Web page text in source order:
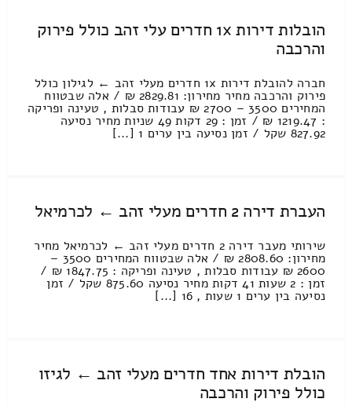
הובלות דירות 1x חדרים עלי זהב כולל פירוק
והרכבה
חברה להובלת דירות 1x חדרים מעלי זהב ← לגילון כולל
פירוק והרכבה מחיר מחירון: 2829.81 ₪ / אלה שבטווח
המחירים 3500 – 2700 ₪ עבודות סבלות , טעינה ופריקה
: 1219.47 ₪ / זמן : 29 דקות 49 שניות מחיר נסיעה
827.92 שקל / זמן נסיעה בין ערים 1 [...]
העברת דירה 2 חדרים מעלי זהב ← לכרמיאל
שירותי מעבר דירה 2 חדרים מעלי זהב ← לכרמיאל מחיר
מחירון: 2808.60 ₪ / אלה שבטווח המחירים 3500 –
2600 ₪ עבודות סבלות , טעינה ופריקה : 1847.75 ₪ /
זמן : 2 שעות 41 דקות מחיר נסיעה 875.60 שקל / זמן
נסיעה בין ערים 1 שעות , 16 [...]
הובלת דירות אחד חדרים מעלי זהב ← לגיזו
כולל פירוק והרכבה